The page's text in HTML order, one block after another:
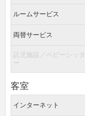
ルームサービス
両替サービス
託児施設／ベビーシッタ
ー
客室
インターネット